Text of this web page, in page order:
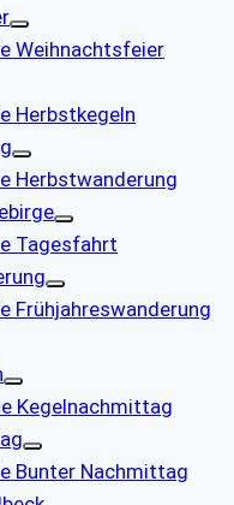
Weihnachtsfeier
Herbstkegeln
Herbstwanderung
Tagesfahrt
Frühjahreswanderung
Kegelnachmittag
Bunter Nachmittag